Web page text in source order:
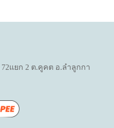
72แยก 2 ต.คูคต อ.ลำลูกกา